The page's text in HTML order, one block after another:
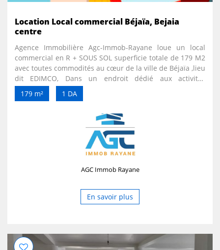
Location Local commercial Béjaïa, Bejaia
centre
Agence Immobilière Agc-Immob-Rayane loue un local
commercial en R + SOUS SOL superficie totale de 179 M2
avec toutes commodités au cœur de la ville de Béjaïa ,lieu
dit EDIMCO, Dans un endroit dédié aux activités
commerciales., Idéal à la restauration, salon de thé...
179 m² 1 DA
AGC Immob Rayane
En savoir plus